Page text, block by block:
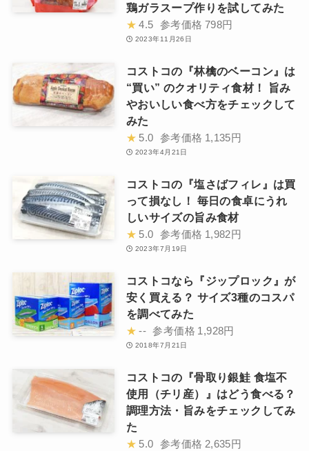
鶏ガラスープ作りを試してみた
★ 4.5 参考価格 798円
2023年11月26日
コストコの『林檎のベーコン』は
“買い” のクオリティ食材！ 旨み
やおいしい食べ方をチェックして
みた
★ 5.0 参考価格 1,135円
2023年4月21日
コストコの『塩さばフィレ』は買
って損なし！ 毎日の食卓にうれ
しいサイズの旨み食材
★ 5.0 参考価格 1,982円
2023年7月19日
コストコなら『ジップロック』が
安く買える？ サイズ3種のコスパ
を調べてみた
★ -- 参考価格 1,928円
2018年7月21日
コストコの『骨取り銀鮭 食塩不
使用（チリ産）』はどう食べる？
調理方法・旨みをチェックしてみ
た
★ 5.0 参考価格 2,635円